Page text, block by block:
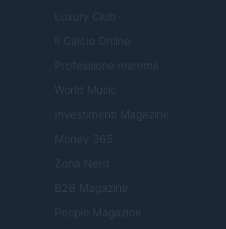
Luxury Club
Il Calcio Online
Professione mamma
World Music
Investimenti Magazine
Money 365
Zona Nerd
B2B Magazine
People Magazine